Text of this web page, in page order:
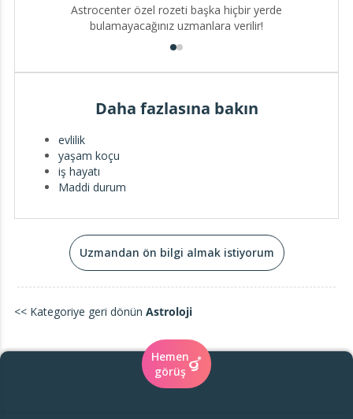
Astrocenter özel rozeti başka hiçbir yerde
bulamayacağınız uzmanlara verilir!
Daha fazlasına bakın
evlilik
yaşam koçu
iş hayatı
Maddi durum
Uzmandan ön bilgi almak istiyorum
<< Kategoriye geri dönün Astroloji
Hemen
görüş